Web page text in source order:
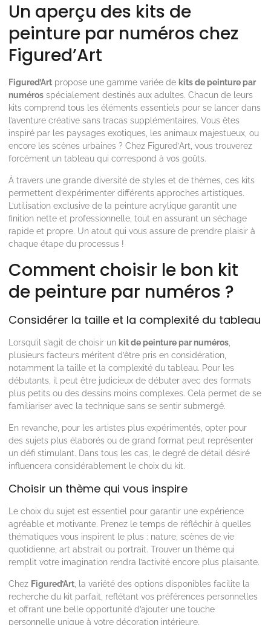
Un aperçu des kits de
peinture par numéros chez
Figured’Art
Figured’Art propose une gamme variée de kits de peinture par
numéros spécialement destinés aux adultes. Chacun de leurs
kits comprend tous les éléments essentiels pour se lancer dans
l’aventure créative sans tracas supplémentaires. Vous êtes
inspiré par les paysages exotiques, les animaux majestueux, ou
encore les scènes urbaines ? Chez Figured’Art, vous trouverez
forcément un tableau qui correspond à vos goûts.
À travers une grande diversité de styles et de thèmes, ces kits
permettent d’expérimenter différents approches artistiques.
L’utilisation exclusive de la peinture acrylique garantit une
finition nette et professionnelle, tout en assurant un séchage
rapide et propre. Un atout qui vous assure de prendre plaisir à
chaque étape du processus !
Comment choisir le bon kit
de peinture par numéros ?
Considérer la taille et la complexité du tableau
Lorsqu’il s’agit de choisir un kit de peinture par numéros,
plusieurs facteurs méritent d’être pris en considération,
notamment la taille et la complexité du tableau. Pour les
débutants, il peut être judicieux de débuter avec des formats
plus petits ou des dessins moins complexes. Cela permet de se
familiariser avec la technique sans se sentir submergé.
En revanche, pour les artistes plus expérimentés, opter pour
des sujets plus élaborés ou de grand format peut représenter
un défi stimulant. Dans tous les cas, le degré de détail désiré
influencera considérablement le choix du kit.
Choisir un thème qui vous inspire
Le choix du sujet est essentiel pour garantir une expérience
agréable et motivante. Prenez le temps de réfléchir à quelles
thématiques vous inspirent le plus : nature, scènes de vie
quotidienne, art abstrait ou portrait. Trouver un thème qui
remplit votre imagination rendra l’activité encore plus plaisante.
Chez Figured’Art, la variété des options disponibles facilite la
recherche du kit parfait, reflétant vos préférences personnelles
et offrant une belle opportunité d’ajouter une touche
personnelle unique à votre décoration intérieure.